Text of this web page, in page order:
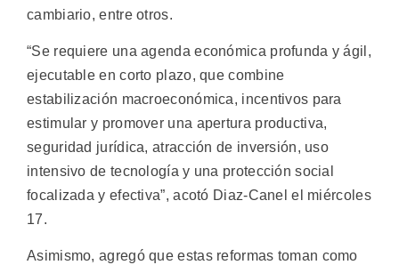
cambiario, entre otros.
“Se requiere una agenda económica profunda y ágil,
ejecutable en corto plazo, que combine
estabilización macroeconómica, incentivos para
estimular y promover una apertura productiva,
seguridad jurídica, atracción de inversión, uso
intensivo de tecnología y una protección social
focalizada y efectiva”, acotó Diaz-Canel el miércoles
17.
Asimismo, agregó que estas reformas toman como